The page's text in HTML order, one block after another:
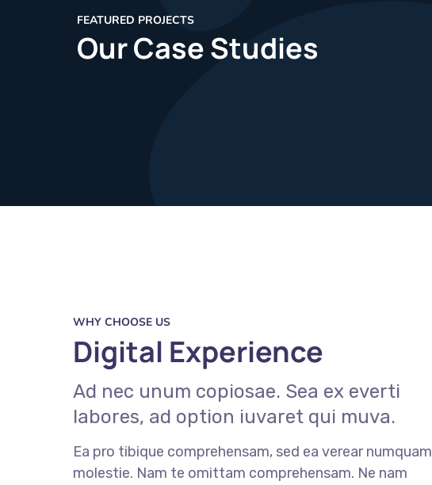
FEATURED PROJECTS
Our Case Studies
WHY CHOOSE US
Digital Experience
Ad nec unum copiosae. Sea ex everti
labores, ad option iuvaret qui muva.
Ea pro tibique comprehensam, sed ea verear numquam
molestie. Nam te omittam comprehensam. Ne nam